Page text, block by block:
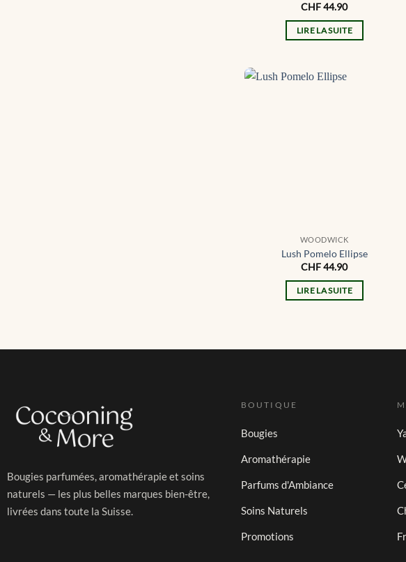
CHF44.90
LIRE LA SUITE
WOODWICK
Lush Pomelo Ellipse
CHF44.90
LIRE LA SUITE
Bougies parfumées, aromathérapie et soins
naturels — les plus belles marques bien-être,
livrées dans toute la Suisse.
BOUTIQUE
Bougies
Aromathérapie
Parfums d'Ambiance
Soins Naturels
Promotions